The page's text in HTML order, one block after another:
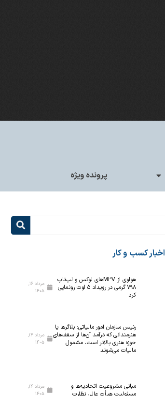
پرونده ویژه
کسب و کار
هواوی از MPVهای لوکس و لپ‌تاپ
۷۹۸ گرمی در رویداد ۵ اوت رونمایی
کرد
مرداد ۱۶,
۱۴۰۵
رئیس سازمان امور مالیاتی: بلاگر‌ها یا
هنرمندانی که درآمد آن‌ها از سقف‌های
حوزه هنری بالاتر است، مشمول
مالیات می‌شوند
مرداد ۱۴,
۱۴۰۵
مبانی مشروعیت اتحادیه‌ها و
مسئولیت هیأت عالی نظارت
مرداد ۱۴,
۱۴۰۵